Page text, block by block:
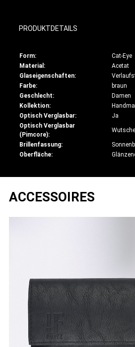
PRODUKTDETAILS
Form:
Cat-Eye
Material:
Acetat
Glaseigenschaften:
Farbe:
braun
Geschlecht:
Damen
Kollektion:
Optisch Verglasbar:
Ja
Optisch Verglasbar
(Pimcore):
Brillenfassung:
Oberfläche:
ACCESSOIRES